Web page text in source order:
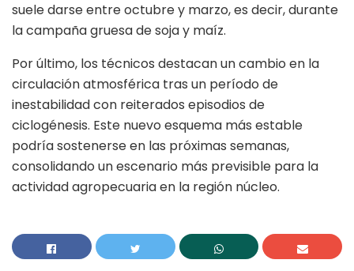
suele darse entre octubre y marzo, es decir, durante
la campaña gruesa de soja y maíz.
Por último, los técnicos destacan un cambio en la
circulación atmosférica tras un período de
inestabilidad con reiterados episodios de
ciclogénesis. Este nuevo esquema más estable
podría sostenerse en las próximas semanas,
consolidando un escenario más previsible para la
actividad agropecuaria en la región núcleo.